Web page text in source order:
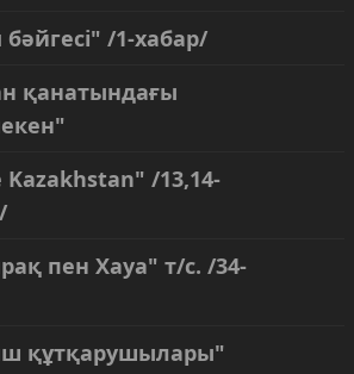
бәйгесі" /1-хабар/
қанатындағы
Kazakhstan" /13,14-
пен Хауа" т/с. /34-
құтқарушылары"